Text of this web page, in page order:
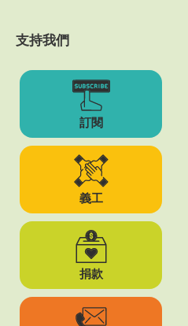
支持我們
訂閱
義工
捐款